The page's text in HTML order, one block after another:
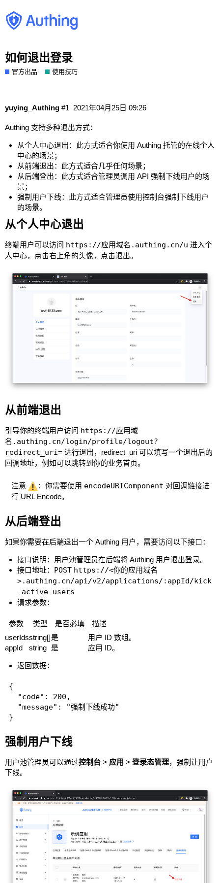
如何退出登录
官方出品 使用技巧
yuying_Authing 2021年04月25日 09:26
#1
Authing 支持多种退出方式：
从个人中心退出：此方式适合你使用 Authing 托管的在线个人
中心的场景；
从前端退出：此方式适合几乎任何场景；
从后端登出：此方式适合管理员调用 API 强制下线用户的场
景；
强制用户下线：此方式适合管理员使用控制台强制下线用户
的场景。
从个人中心退出
终端用户可以访问 https://应用域名.authing.cn/u 进入个
人中心，点击右上角的头像，点击退出。
从前端退出
引导你的终端用户访问 https://应用域
名.authing.cn/login/profile/logout?
redirect_uri= 进行退出，redirect_uri 可以填写一个退出后的
回调地址，例如可以跳转到你的业务首页。
注意 ：你需要使用 encodeURIComponent 对回调链接进
行 URL Encode。
从后端登出
如果你需要在后端退出一个 Authing 用户，需要访问以下接口：
接口说明：用户池管理员在后端将 Authing 用户退出登录。
接口地址： POST https://<你的应用域名
>.authing.cn/api/v2/applications/:appId/kick
-active-users
请求参数：
参数 类型 是否必填
描述
userIdsstring[]是
用户 ID 数组。
appId
string 是 应用 ID。
返回数据：
{
  "code": 200,
  "message": "强制下线成功"
强制用户下线
用户池管理员可以通过控制台 > 应用 > 登录态管理，强制让用户
下线。